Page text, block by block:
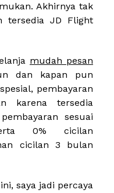
Akhirnya tak
tersedia JD Flight
mudah pesan
dan kapan pun
pembayaran
karena
tersedia
sesuai
0% cicilan
cicilan 3 bulan
saya jadi percaya